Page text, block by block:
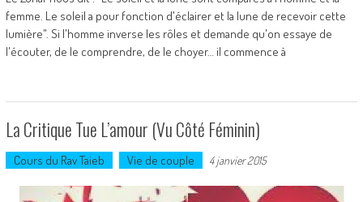
femme. Le soleil a pour fonction d'éclairer et la lune de recevoir cette
lumière". Si l'homme inverse les rôles et demande qu'on essaye de
l'écouter, de le comprendre, de le choyer… il commence à
La Critique Tue L’amour (vu Côté Féminin)
Cours du Rav Taieb Vie de couple 4 janvier 2015